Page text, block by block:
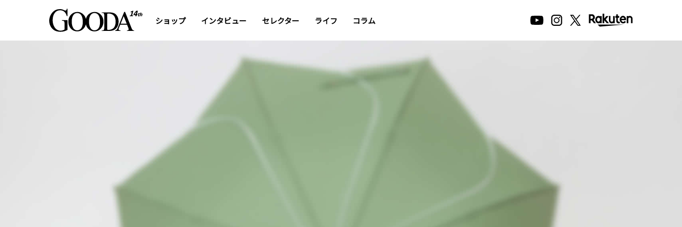
ショップ インタビュー セレクター ライフ コラム
高品質な傘や日傘を